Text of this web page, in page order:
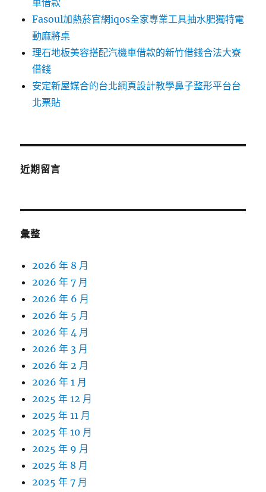
車借款
Fasoul加熱菸官網iqos全家專業工具抽水肥獨特電
動麻將桌
理石地板美容搭配汽機車借款的新竹借錢合法大寮
借錢
安定新屋媒合的台北網頁設計教學鼻子整形平台台
北票貼
近期留言
彙整
2026 年 8 月
2026 年 7 月
2026 年 6 月
2026 年 5 月
2026 年 4 月
2026 年 3 月
2026 年 2 月
2026 年 1 月
2025 年 12 月
2025 年 11 月
2025 年 10 月
2025 年 9 月
2025 年 8 月
2025 年 7 月